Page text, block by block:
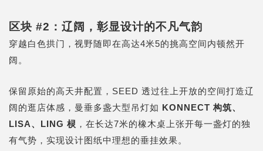
区块 #2：辽阔，彰显设计的不凡气韵
穿越白色拱门，视野随即在高达4米5的挑高空间内顿然开
阔。
保留原始的高天井配置，SEED 透过往上开放的空间打造辽
阔的逛店体感，曼垂多盏大型吊灯如 KONNECT 构筑、
LISA、LING 棂 ，在长达7米的橡木桌上张开每一盏灯的独
有气势，实现设计图纸中理想的垂挂效果。